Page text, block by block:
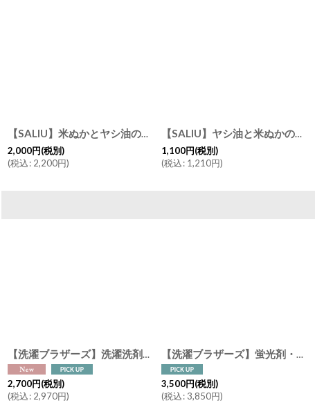
【SALIU】米ぬかとヤシ油のせっけん 犬猫用 ペットシャンプー 500ml 日本製
2,000円(税別)
(税込: 2,200円)
【SALIU】ヤシ油と米ぬかのせっけん 台所用せっけん詰め替え用 500ml/日本製/洗剤/食器洗剤/野菜を洗う/果物を洗う/手肌に優しい/地球に優しい/eco
1,100円(税別)
(税込: 1,210円)
【洗濯ブラザーズ】洗濯洗剤 600ml Sports Lemon （夏季限定）ランドリーディタージェント（綿・麻・合成繊維用）スポーツ LIVRER YOKOHAMA ランドリーソープ
2,700円(税別)
(税込: 2,970円)
【洗濯ブラザーズ】蛍光剤・漂白剤フリー 白物用粉洗剤 ５００g ホワイト ディタージェントパウダー White Detergent Powder LIVRER YOKOHAMA ランドリーソープ
3,500円(税別)
(税込: 3,850円)